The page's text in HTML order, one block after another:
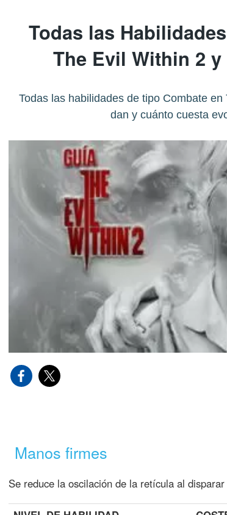
Todas las
The Evil Within 2
Todas las habilidades de tipo Combate
dan y cuánto cuesta
Manos firmes
Se reduce la oscilación de la retícula al